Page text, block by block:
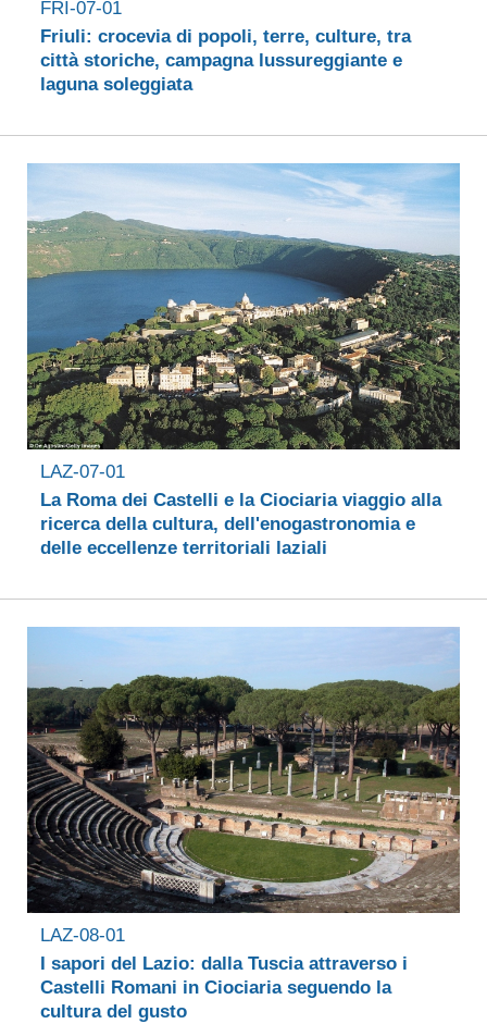
FRI-07-01
Friuli: crocevia di popoli, terre, culture, tra
città storiche, campagna lussureggiante e
laguna soleggiata
LAZ-07-01
La Roma dei Castelli e la Ciociaria viaggio alla
ricerca della cultura, dell'enogastronomia e
delle eccellenze territoriali laziali
LAZ-08-01
I sapori del Lazio: dalla Tuscia attraverso i
Castelli Romani in Ciociaria seguendo la
cultura del gusto